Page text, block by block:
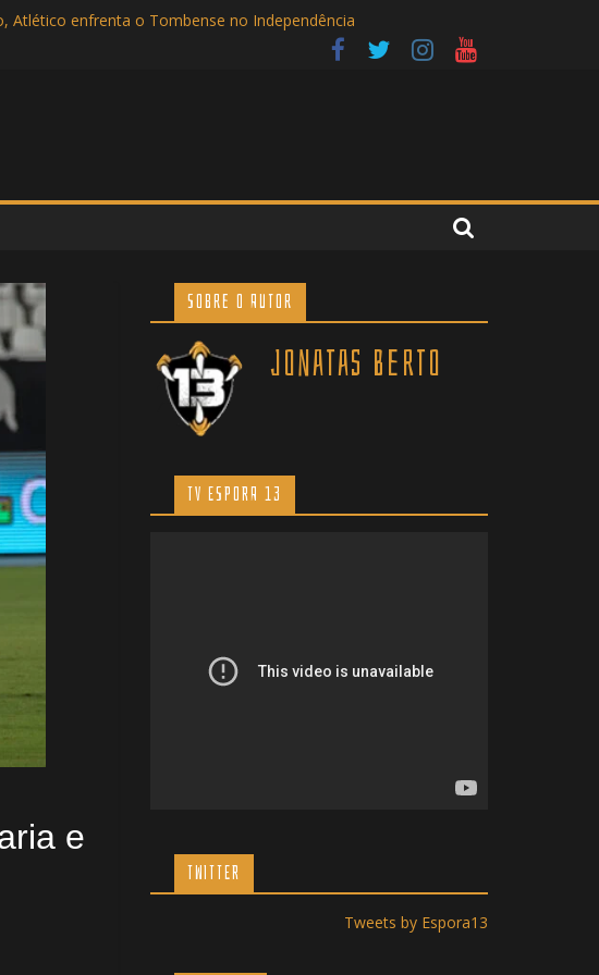
Atlético enfrenta o Tombense no Independência
por 3 a 0 no Independência
e
Sobre o Autor
Jonatas Berto
TV ESPORA 13
TWITTER
Tweets by Espora13